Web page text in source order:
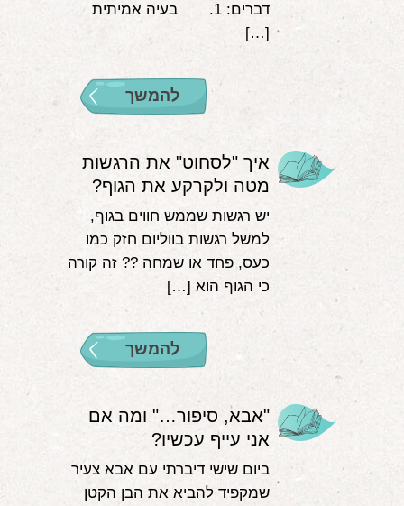
דברים: 1. בעיה אמיתית
[…]
להמשך
איך "לסחוט" את הרגשות
מטה ולקרקע את הגוף?
יש רגשות שממש חווים בגוף,
למשל רגשות בווליום חזק כמו
כעס, פחד או שמחה ?‍? זה קורה
כי הגוף הוא […]
להמשך
"אבא, סיפור…" ומה אם
אני עייף עכשיו?
ביום שישי דיברתי עם אבא צעיר
שמקפיד להביא את הבן הקטן